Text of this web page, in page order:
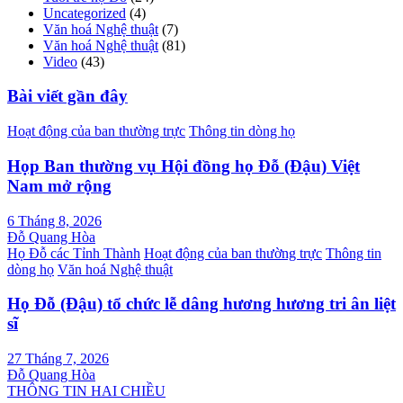
Uncategorized (4)
Văn hoá Nghệ thuật (7)
Văn hoá Nghệ thuật (81)
Video (43)
Bài viết gần đây
Hoạt động của ban thường trực Thông tin dòng họ
Họp Ban thường vụ Hội đồng họ Đỗ (Đậu) Việt
Nam mở rộng
6 Tháng 8, 2026
Đỗ Quang Hòa
Họ Đỗ các Tỉnh Thành Hoạt động của ban thường trực Thông tin
dòng họ Văn hoá Nghệ thuật
Họ Đỗ (Đậu) tổ chức lễ dâng hương hương tri ân liệt
sĩ
27 Tháng 7, 2026
Đỗ Quang Hòa
THÔNG TIN HAI CHIỀU